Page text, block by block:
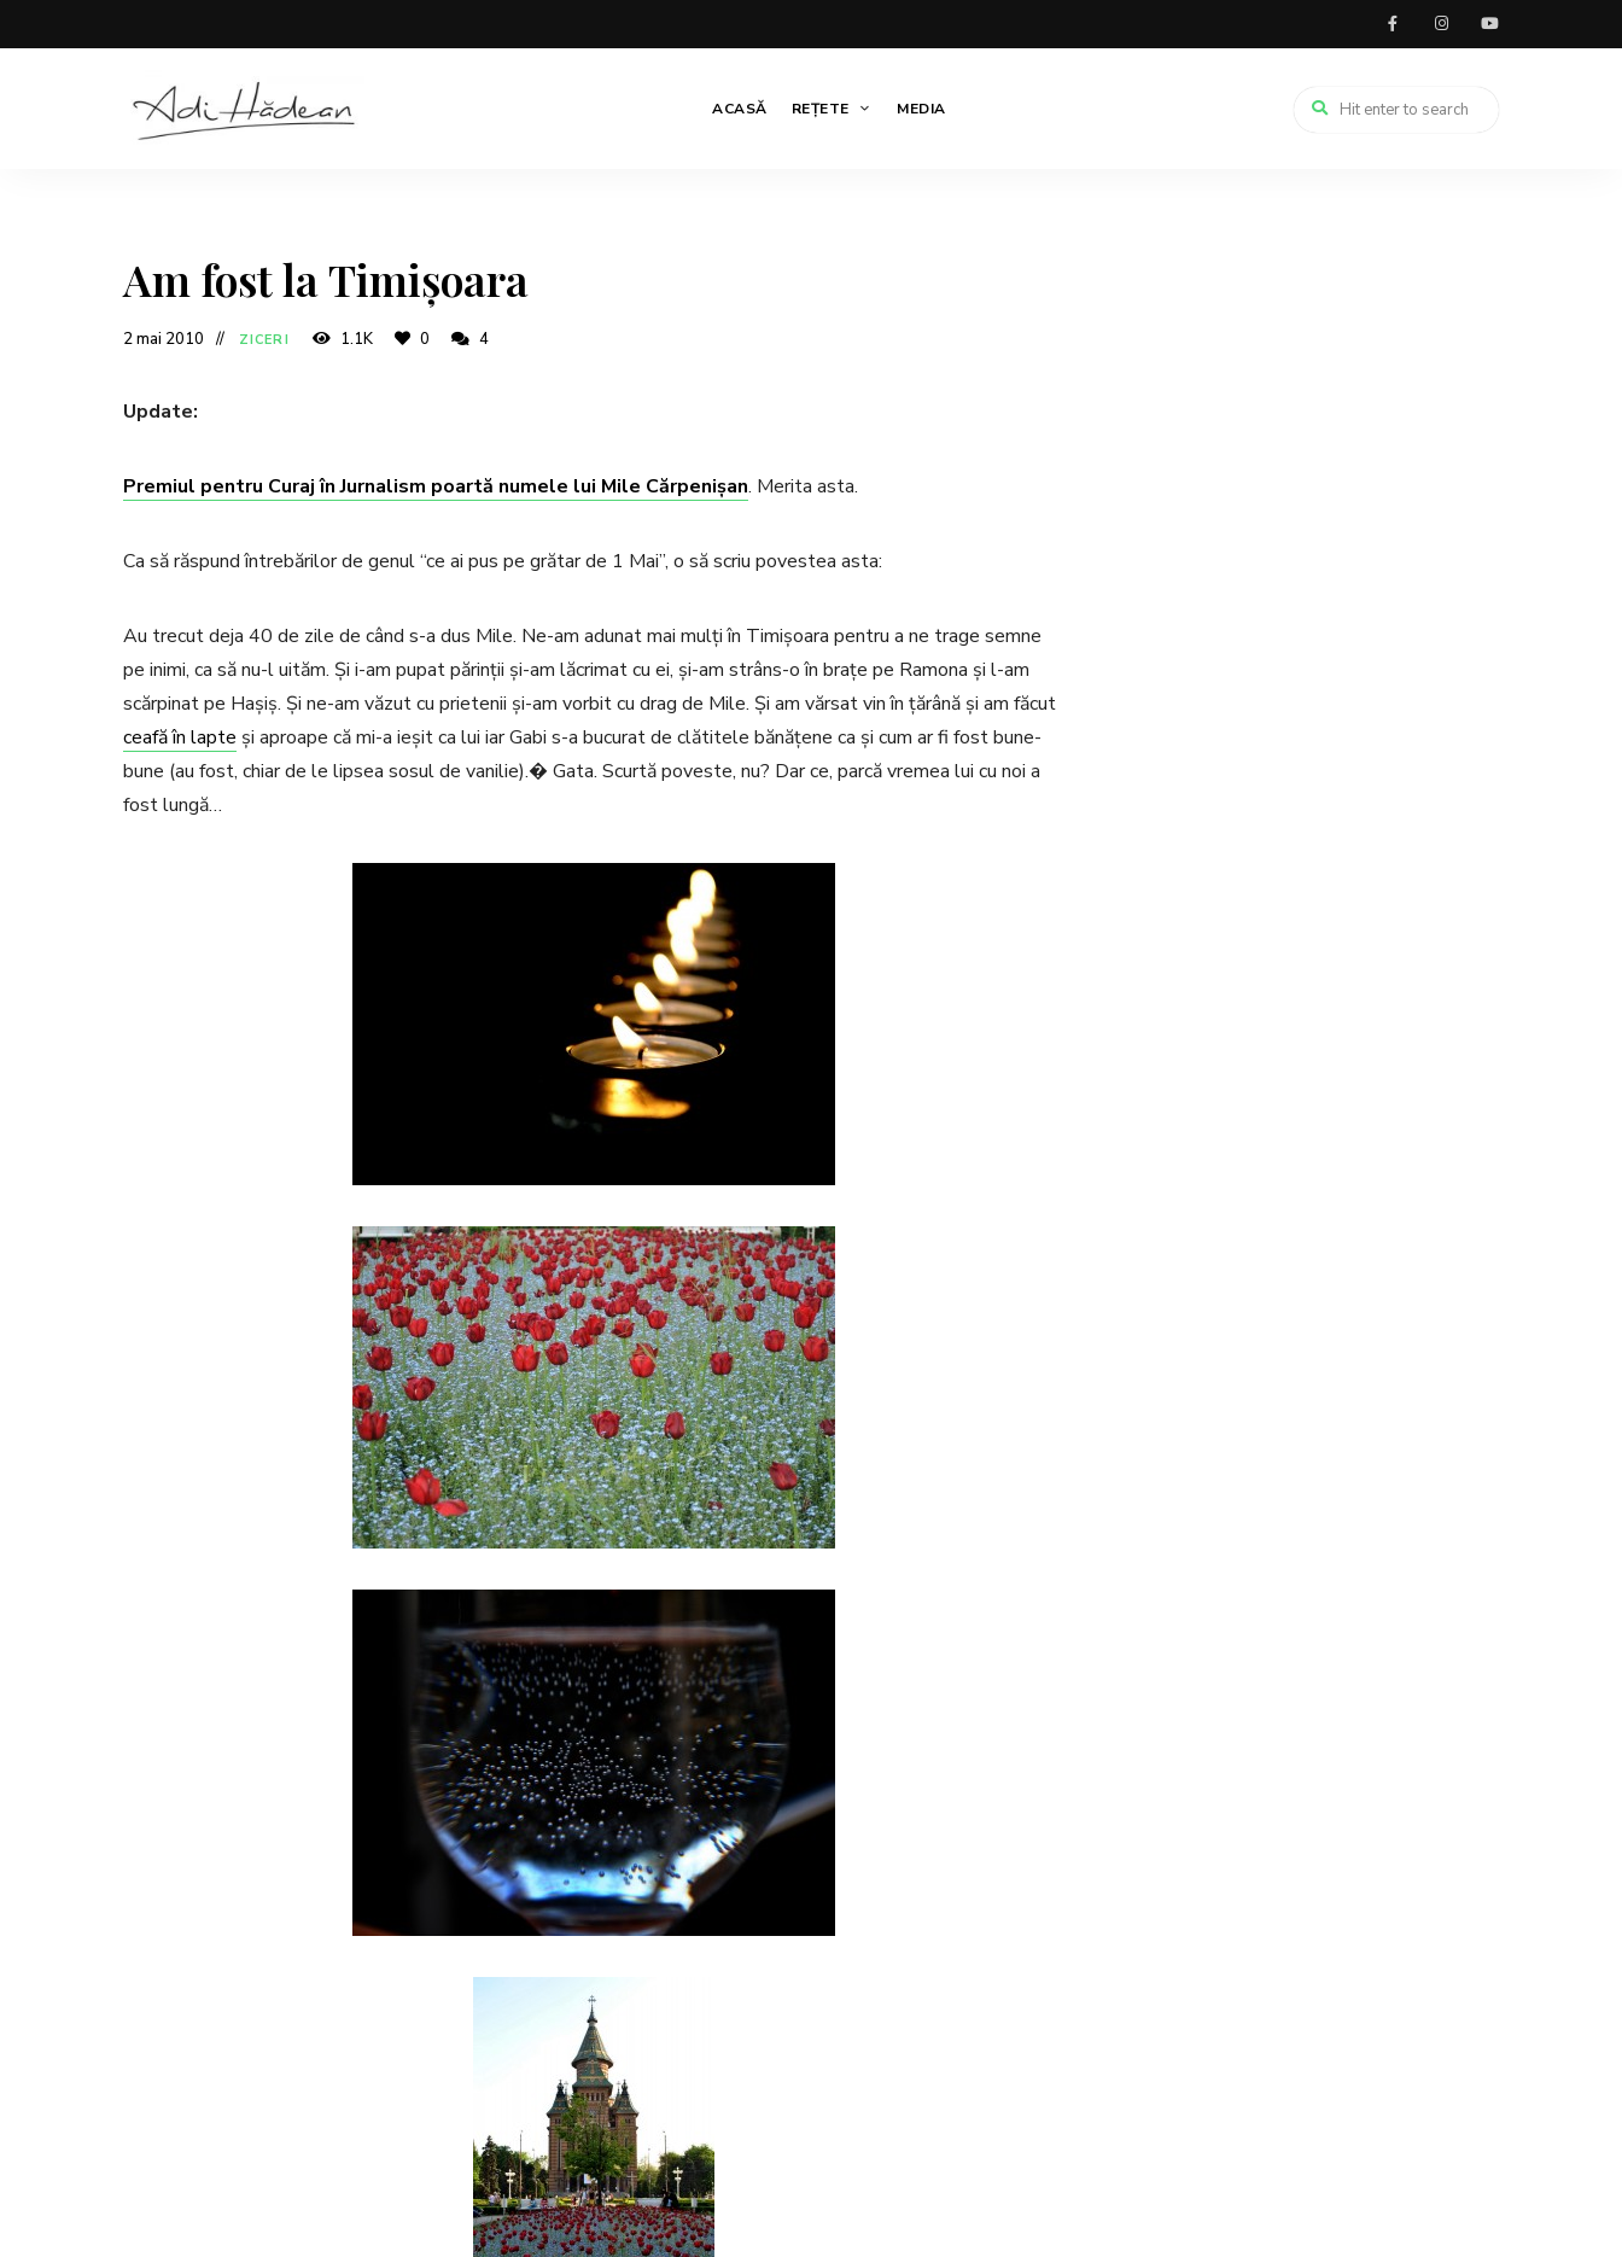
ACASĂ REȚETE MEDIA
Am fost la Timișoara
2 mai 2010 ZICERI 1.1K 0 4
Update:
Premiul pentru Curaj în Jurnalism poartă numele lui Mile Cărpenișan. Merita asta.
Ca să răspund întrebărilor de genul “ce ai pus pe grătar de 1 Mai”, o să scriu povestea asta:
Au trecut deja 40 de zile de când s-a dus Mile. Ne-am adunat mai mulți în Timișoara pentru a ne trage semne
pe inimi, ca să nu-l uităm. Și i-am pupat părinții și-am lăcrimat cu ei, și-am strâns-o în brațe pe Ramona și l-am
scărpinat pe Hașiș. Și ne-am văzut cu prietenii și-am vorbit cu drag de Mile. Și am vărsat vin în țărână și am făcut
ceafă în lapte și aproape că mi-a ieșit ca lui iar Gabi s-a bucurat de clătitele bănățene ca și cum ar fi fost bune-
bune (au fost, chiar de le lipsea sosul de vanilie).� Gata. Scurtă poveste, nu? Dar ce, parcă vremea lui cu noi a
fost lungă…